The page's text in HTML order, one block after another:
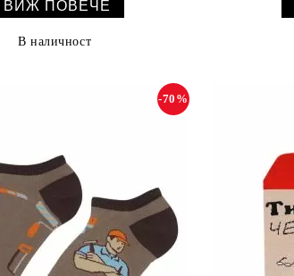
ВИЖ ПОВЕЧЕ
В наличност
-70%